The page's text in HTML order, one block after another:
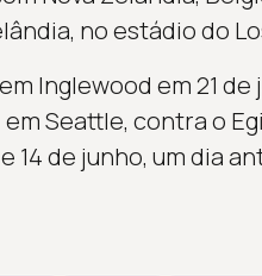
no estádio do
Inglewood em 21
Seattle, contra o
14 de junho, um dia